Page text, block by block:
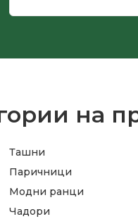
на
Ташни
Паричници
Модни ранци
Чадори